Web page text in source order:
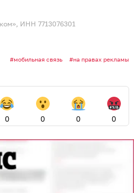
ИНН 7713076301
мобильная связь на правах рекламы
0 0 0 0